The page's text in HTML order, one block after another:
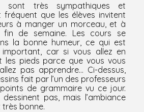
sont très sympathiques et
fréquent que les élèves invitent
à manger un morceau, et à
de semaine. Les cours se
la bonne humeur, ce qui est
car si vous allez en
les pieds parce que vous vous
pas apprendre… Ci-dessus,
fait par l’un des professeurs
de grammaire vu ce jour.
pas, mais l’ambiance
bonne.